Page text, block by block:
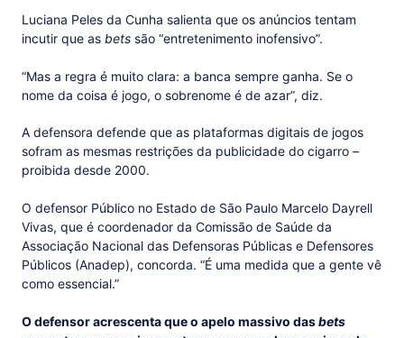
Luciana Peles da Cunha salienta que os anúncios tentam
incutir que as bets são “entretenimento inofensivo”.
“Mas a regra é muito clara: a banca sempre ganha. Se o
nome da coisa é jogo, o sobrenome é de azar”, diz.
A defensora defende que as plataformas digitais de jogos
sofram as mesmas restrições da publicidade do cigarro –
proibida desde 2000.
O defensor Público no Estado de São Paulo Marcelo Dayrell
Vivas, que é coordenador da Comissão de Saúde da
Associação Nacional das Defensoras Públicas e Defensores
Públicos (Anadep), concorda. “É uma medida que a gente vê
como essencial.”
O defensor acrescenta que o apelo massivo dasbets